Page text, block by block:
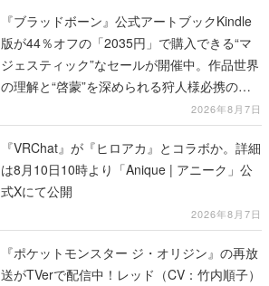
『ブラッドボーン』公式アートブックKindle
版が44％オフの「2035円」で購入できる“マ
ジェスティック”なセールが開催中。作品世界
の理解と“啓蒙”を深められる狩人様必携の一
2026年8月7日
『VRChat』が『ヒロアカ』とコラボか。詳細
は8月10日10時より「Anique | アニーク」公
式Xにて公開
2026年8月7日
『ポケットモンスター ジ・オリジン』の再放
送がTVerで配信中！レッド（CV：竹内順子）